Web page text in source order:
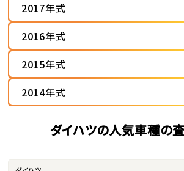
2017年式
2016年式
2015年式
2014年式
ダイハツの人気車種の